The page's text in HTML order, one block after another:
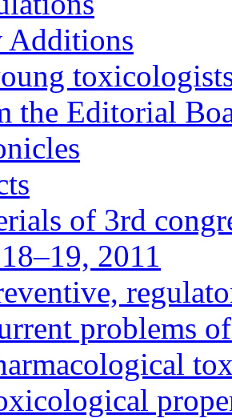
Additions
the Editorial
of 3rd
2011
problems